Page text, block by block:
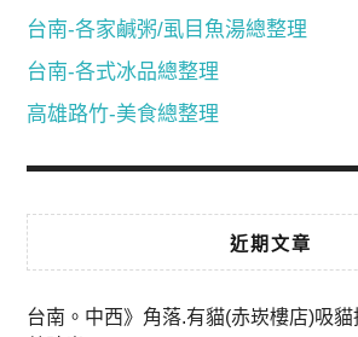
台南-各家鹹粥/虱目魚湯總整理
台南-各式冰品總整理
高雄路竹-美食總整理
近期文章
台南。中西》角落.有貓(赤崁樓店)吸